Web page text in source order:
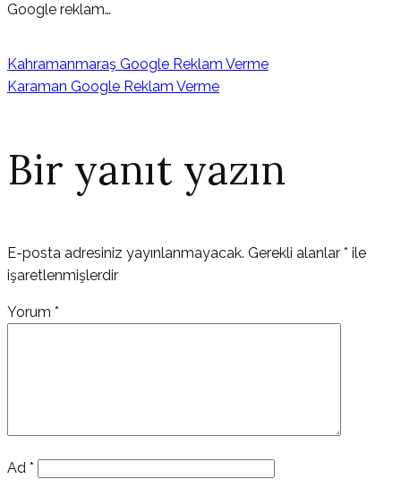
Google reklam…
Kahramanmaraş Google Reklam Verme
Karaman Google Reklam Verme
Bir yanıt yazın
E-posta adresiniz yayınlanmayacak. Gerekli alanlar * ile
işaretlenmişlerdir
Yorum *
Ad *